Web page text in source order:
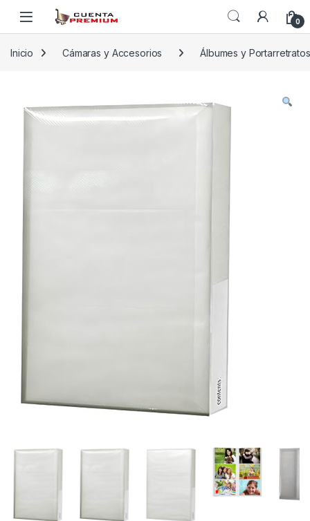
Skip to navigation
Skip to content
0
Inicio Cámaras y Accesorios Álbumes y Portarretratos